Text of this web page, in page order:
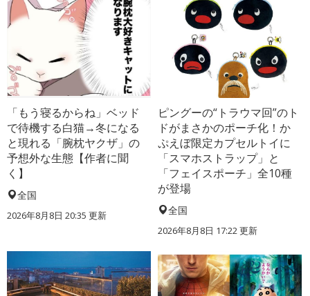
「もう寝るからね」ベッド
で待機する白猫→冬になる
と現れる「腕枕ヤクザ」の
予想外な生態【作者に聞
く】
全国
2026年8月8日 20:35 更新
ピングーの“トラウマ回”のト
ドがまさかのポーチ化！か
ぷえぼ限定カプセルトイに
「スマホストラップ」と
「フェイスポーチ」全10種
が登場
全国
2026年8月8日 17:22更新